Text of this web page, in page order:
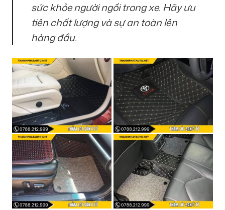
sức khỏe người ngồi trong xe. Hãy ưu
tiên chất lượng và sự an toàn lên
hàng đầu.